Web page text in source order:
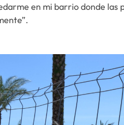
en mi barrio donde las